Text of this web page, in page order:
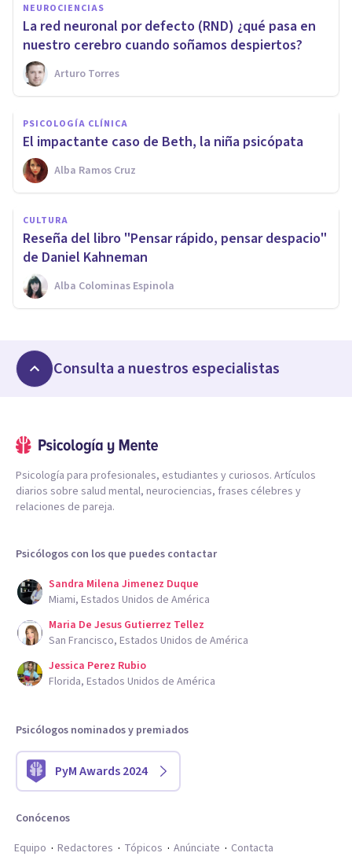
NEUROCIENCIAS
​La red neuronal por defecto (RND) ¿qué pasa en
nuestro cerebro cuando soñamos despiertos?
Arturo Torres
PSICOLOGÍA CLÍNICA
​El impactante caso de Beth, la niña psicópata
Alba Ramos Cruz
CULTURA
​Reseña del libro "Pensar rápido, pensar despacio"
de Daniel Kahneman
Alba Colominas Espinola
Consulta a nuestros especialistas
Psicología para profesionales, estudiantes y curiosos. Artículos
diarios sobre salud mental, neurociencias, frases célebres y
relaciones de pareja.
Psicólogos con los que puedes contactar
Sandra Milena Jimenez Duque
Miami, Estados Unidos de América
Maria De Jesus Gutierrez Tellez
San Francisco, Estados Unidos de América
Jessica Perez Rubio
Florida, Estados Unidos de América
Psicólogos nominados y premiados
PyM Awards 2024
Conócenos
Equipo
Redactores Tópicos Anúnciate Contacta